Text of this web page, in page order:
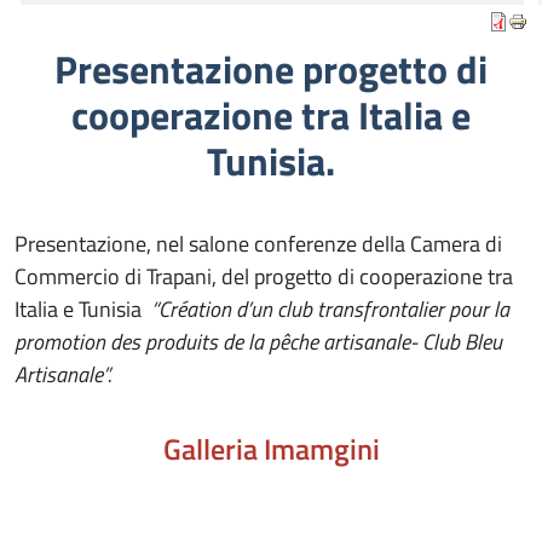
Presentazione progetto di
cooperazione tra Italia e
Tunisia.
Presentazione, nel salone conferenze della Camera di
Commercio di Trapani, del progetto di cooperazione tra
Italia e Tunisia “Création d’un club transfrontalier pour la
promotion des produits de la pêche artisanale- Club Bleu
Artisanale”.
Galleria Imamgini